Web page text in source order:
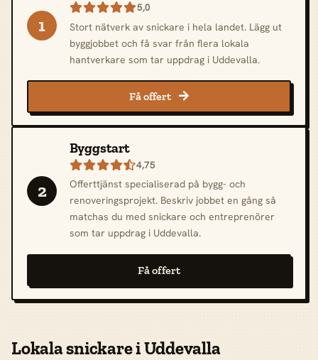
1
5,0
Stort nätverk av snickare i hela landet. Lägg ut
byggjobbet och få svar från flera lokala
hantverkare som tar uppdrag i Uddevalla.
Få offert 
2
Byggstart
4,75
Offerttjänst specialiserad på bygg- och
renoveringsprojekt. Beskriv jobbet en gång så
matchas du med snickare och entreprenörer
som tar uppdrag i Uddevalla.
Få offert
Lokala snickare i Uddevalla